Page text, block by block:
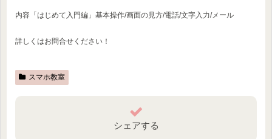
内容「はじめて入門編」基本操作/画面の見方/電話/文字入力/メール
詳しくはお問合せください！
スマホ教室
シェアする